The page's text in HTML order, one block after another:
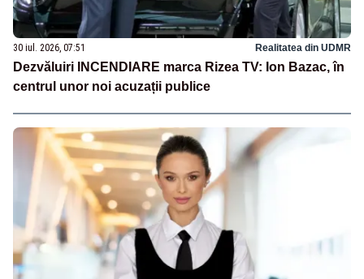
30 iul. 2026, 07:51 Realitatea din UDMR
Dezvăluiri INCENDIARE marca Rizea TV: Ion Bazac, în
centrul unor noi acuzații publice